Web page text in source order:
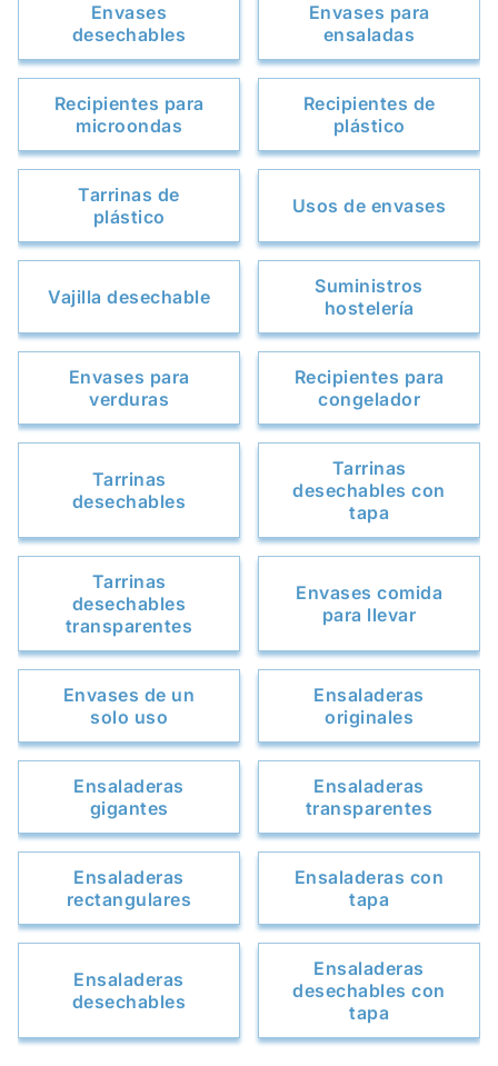
Envases
desechables
Envases para
ensaladas
Recipientes para
microondas
Recipientes de
plástico
Tarrinas de
plástico
Usos de envases
Vajilla desechable
Suministros
hostelería
Envases para
verduras
Recipientes para
congelador
Tarrinas
desechables
Tarrinas
desechables con
tapa
Tarrinas
desechables
transparentes
Envases comida
para llevar
Envases de un
solo uso
Ensaladeras
originales
Ensaladeras
gigantes
Ensaladeras
transparentes
Ensaladeras
rectangulares
Ensaladeras con
tapa
Ensaladeras
desechables
Ensaladeras
desechables con
tapa